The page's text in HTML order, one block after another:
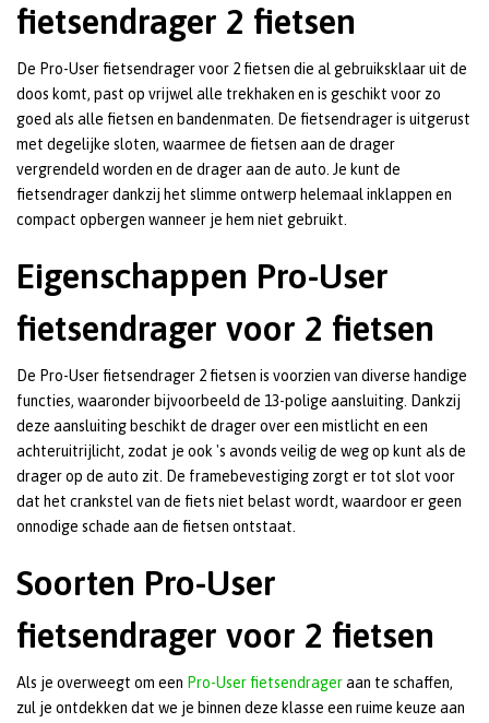
fietsendrager 2 fietsen
De Pro-User fietsendrager voor 2 fietsen die al gebruiksklaar uit de
doos komt, past op vrijwel alle trekhaken en is geschikt voor zo
goed als alle fietsen en bandenmaten. De fietsendrager is uitgerust
met degelijke sloten, waarmee de fietsen aan de drager
vergrendeld worden en de drager aan de auto. Je kunt de
fietsendrager dankzij het slimme ontwerp helemaal inklappen en
compact opbergen wanneer je hem niet gebruikt.
Eigenschappen Pro-User
fietsendrager voor 2 fietsen
De Pro-User fietsendrager 2 fietsen is voorzien van diverse handige
functies, waaronder bijvoorbeeld de 13-polige aansluiting. Dankzij
deze aansluiting beschikt de drager over een mistlicht en een
achteruitrijlicht, zodat je ook 's avonds veilig de weg op kunt als de
drager op de auto zit. De framebevestiging zorgt er tot slot voor
dat het crankstel van de fiets niet belast wordt, waardoor er geen
onnodige schade aan de fietsen ontstaat.
Soorten Pro-User
fietsendrager voor 2 fietsen
Als je overweegt om een Pro-User fietsendrageraan te schaffen,
zul je ontdekken dat we je binnen deze klasse een ruime keuze aan